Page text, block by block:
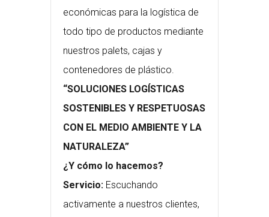
económicas para la logística de
todo tipo de productos mediante
nuestros palets, cajas y
contenedores de plástico.
“SOLUCIONES LOGÍSTICAS
SOSTENIBLES Y RESPETUOSAS
CON EL MEDIO AMBIENTE Y LA
NATURALEZA”
¿Y cómo lo hacemos?
Servicio: Escuchando
activamente a nuestros clientes,